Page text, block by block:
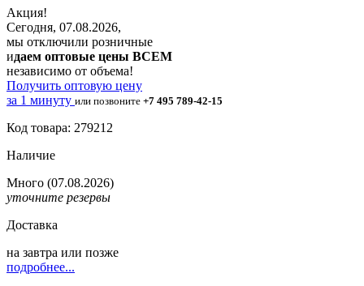
Акция!
Сегодня, 07.08.2026,
мы отключили розничные
идаем оптовые цены ВСЕМ
независимо от объема!
Получить оптовую цену
за 1 минуту или позвоните +7 495 789-42-15
Код товара: 279212
Наличие
Много (07.08.2026)
уточните резервы
Доставка
на завтра или позже
подробнее...